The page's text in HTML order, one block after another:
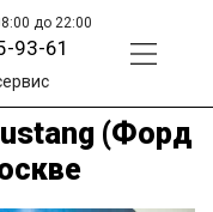
до 22:00
93-61
(Форд